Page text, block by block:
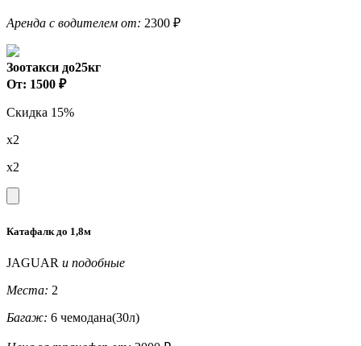
Аренда с водителем от: 2300 ₽
Зоотакси до25кг
От: 1500 ₽
Скидка 15%
x2
x2
Катафалк до 1,8м
JAGUAR и подобные
Места: 2
Багаж: 6 чемодана(30л)